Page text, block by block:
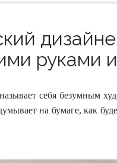
руками
себя безумным
на бумаге, как